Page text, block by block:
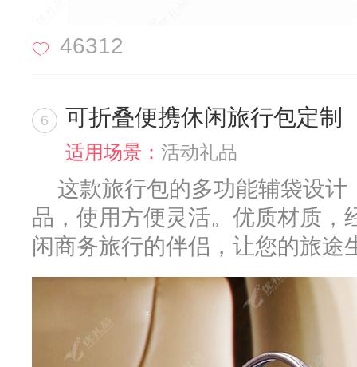
46312
6 可折叠便携休闲旅行包定制
适用场景： 活动礼品
这款旅行包的多功能辅袋设计
品，使用方便灵活。优质材质，
闲商务旅行的伴侣，让您的旅途